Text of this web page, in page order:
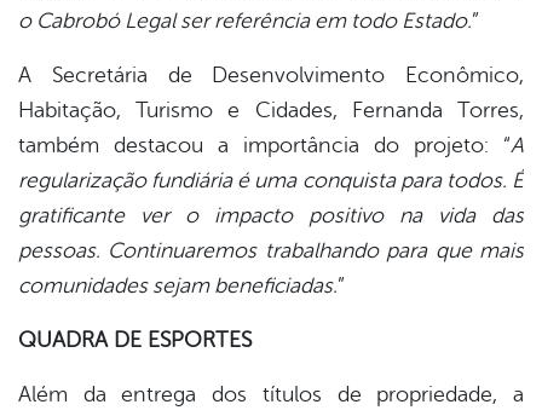
o Cabrobó Legal ser referência em todo Estado.”
A Secretária de Desenvolvimento Econômico,
Habitação, Turismo e Cidades, Fernanda Torres,
também destacou a importância do projeto: “A
regularização fundiária é uma conquista para todos. É
gratificante ver o impacto positivo na vida das
pessoas. Continuaremos trabalhando para que mais
comunidades sejam beneficiadas.”
QUADRA DE ESPORTES
Além da entrega dos títulos de propriedade, a